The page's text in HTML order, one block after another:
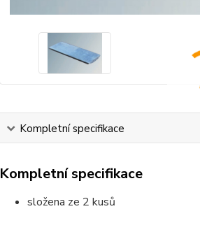
Kompletní specifikace
Kompletní specifikace
složena ze 2 kusů